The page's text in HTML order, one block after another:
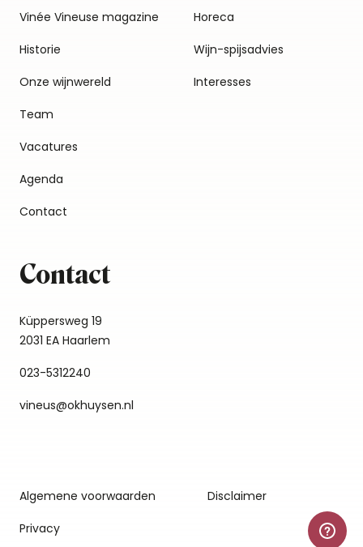
Vinée Vineuse magazine
Historie
Onze wijnwereld
Team
Vacatures
Agenda
Contact
Horeca
Wijn-spijsadvies
Interesses
Contact
Küppersweg 19
2031 EA Haarlem
023-5312240
vineus@okhuysen.nl
Algemene voorwaarden
Disclaimer
Privacy